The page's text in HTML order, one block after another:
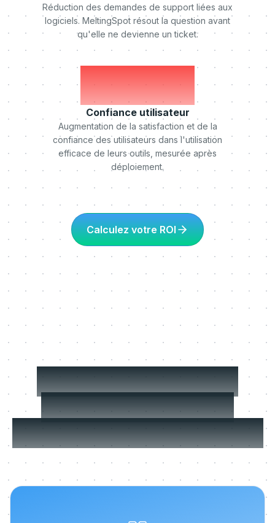
Réduction des demandes de support liées aux
logiciels. MeltingSpot résout la question avant
qu'elle ne devienne un ticket.
+75%
Confiance utilisateur
Augmentation de la satisfaction et de la
confiance des utilisateurs dans l'utilisation
efficace de leurs outils, mesurée après
déploiement.
Calculez votre ROI
En savoir plus sur
comment former
dans le flux de travail.